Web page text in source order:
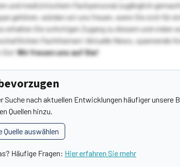
und medizinischem Fachpersonal zugänglich
gehören, würden wir uns freuen, wenn Sie sich für
erhalten Sie sofortigen Zugang zu diesem und vielen
Fachthemen! Aktuelle News, spannende
Sie!Wir freuen uns auf Sie!
Suche nach aktuellen Entwicklungen häufiger unsere
Quellen hinzu.
Quelle auswählen
Häufige Fragen: Hier erfahren Sie mehr